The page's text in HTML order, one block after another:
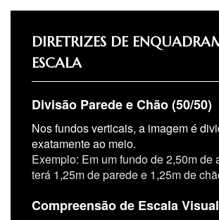
DIRETRIZES DE
ESCALA
Divisão Parede e Chão (50/50)
Nos fundos verticais, a imagem é
exatamente ao meio.
Exemplo: Em um fundo de 2,50m de
terá 1,25m de parede e 1,25m de
Compreensão de Escala Visual